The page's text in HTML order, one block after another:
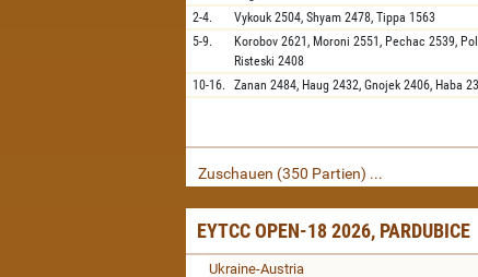
2-4.
Vykouk 2504,Shyam 2478,Tippa 1563
5-9.
Korobov 2621, Moroni 2551, Pechac 2539,
Risteski 2408
10-16. Zanan 2484, Haug 2432,Gnojek 2406, Haba
Zuschauen (350 Partien) ...
EYTCC OPEN-18 2026, PARDUBICE
Ukraine-Austria